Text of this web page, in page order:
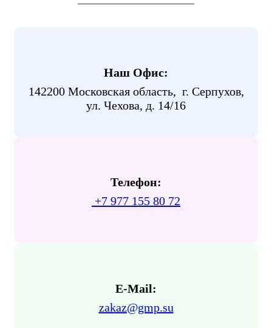
————————————
Наш Офис:
142200 Московская область, г. Серпухов,
ул. Чехова, д. 14/16
Телефон:
+7 977 155 80 72
E-Mail:
zakaz@gmp.su